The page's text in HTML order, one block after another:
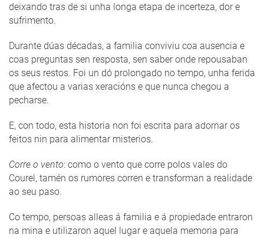
deixando tras de si unha longa etapa de incerteza, dor e
sufrimento.
Durante dúas décadas, a familia conviviu coa ausencia e
coas preguntas sen resposta, sen saber onde repousaban
os seus restos. Foi un dó prolongado no tempo, unha ferida
que afectou a varias xeracións e que nunca chegou a
pecharse.
E, con todo, esta historia non foi escrita para adornar os
feitos nin para alimentar misterios.
Corre o vento: como o vento que corre polos vales do
Courel, tamén os rumores corren e transforman a realidade
ao seu paso.
Co tempo, persoas alleas á familia e á propiedade entraron
na mina e utilizaron aquel lugar e aquela memoria para